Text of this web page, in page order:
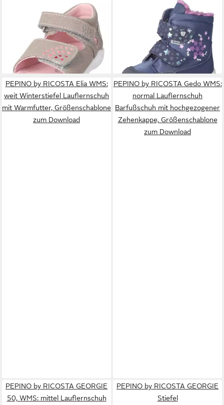
PEPINO BY RICOSTATiana
WMS: mittel Sandale
Babyschuh, Sandale mit
Stickerei, Größenschabole
zum Download
ab 54,70 € UVP64,95 €
PEPINO BY RICOSTAMilena
WMS: mittel Winterstiefel
Babyschuh mit Warmfutter
und Sympatex,
Größenschablone zum
Download
UVP79,95 €
+1
PEPINO by RICOSTA Elia WMS:
weit Winterstiefel Lauflernschuh
mit Warmfutter, Größenschablone
zum Download
PEPINO by RICOSTA Gedo WMS:
normal Lauflernschuh
Barfußschuh mit hochgezogener
Zehenkappe, Größenschablone
zum Download
PEPINO by RICOSTA GEORGIE
50, WMS: mittel Lauflernschuh
PEPINO by RICOSTA GEORGIE
Stiefel